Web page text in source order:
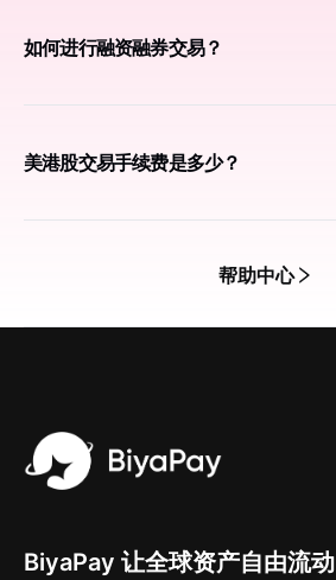
如何进行融资融券交易？
美港股交易手续费是多少？
帮助中心
BiyaPay 让全球资产自由流动